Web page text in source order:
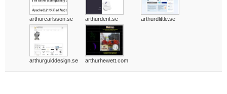
arthurcarlsson.se arthurdent.se arthurdlittle.se
arthurgulddesign.se arthurhewett.com